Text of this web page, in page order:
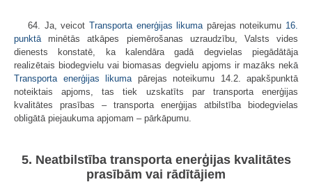
64. Ja, veicot Transporta enerģijas likuma pārejas noteikumu 16.
punktā minētās atkāpes piemērošanas uzraudzību, Valsts vides
dienests konstatē, ka kalendāra gadā degvielas piegādātāja
realizētais biodegvielu vai biomasas degvielu apjoms ir mazāks nekā
Transporta enerģijas likuma pārejas noteikumu 14.2. apakšpunktā
noteiktais apjoms, tas tiek uzskatīts par transporta enerģijas
kvalitātes prasības – transporta enerģijas atbilstība biodegvielas
obligātā piejaukuma apjomam – pārkāpumu.
5. Neatbilstība transporta enerģijas kvalitātes
prasībām vai rādītājiem